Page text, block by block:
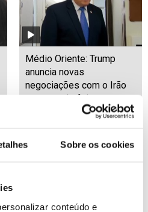
Sobre os cookies
conteúdo e
Médio Oriente: Trump
anuncia novas
negociações com o Irão
na segunda-feira
Date: 03/08/2026 09:42